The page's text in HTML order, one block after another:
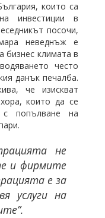
които са
инвестиции в
посочи,
неведнъж е
бизнес климата в
често
данък печалба.
че изискват
които да се
с попълване на
не
и фирмите
е за
услуги на